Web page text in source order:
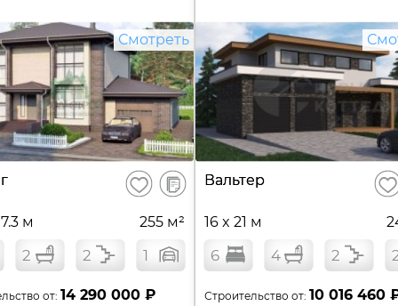
Смотреть
Сохранить
В
сравнение
м 255 м²
2 2 1
от: 14 290 000 ₽
Вальтер
16 x 21 м
6 4 2
Строительство от:10 016 460